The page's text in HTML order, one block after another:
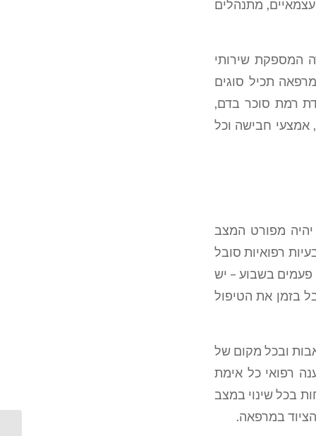
מתנהלים
המספקת שירותי
תכיל סוגים
רמת סוכר בדם,
אמצעי חבישה וכל
יהיה מפורט המצב
רפואיות סובל
פעמים בשבוע – יש
בזמן את הטיפול
ובכל מקום של
רפואי כל אימת
בכל שינוי במצב
במרפאה.